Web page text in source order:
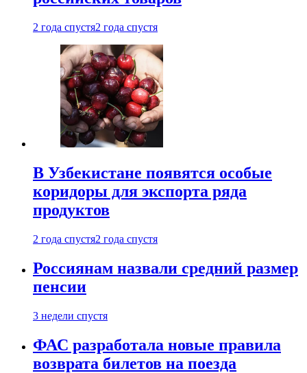
2 года спустя2 года спустя
В Узбекистане появятся особые
коридоры для экспорта ряда
продуктов
2 года спустя2 года спустя
Россиянам назвали средний размер
пенсии
3 недели спустя
ФАС разработала новые правила
возврата билетов на поезда